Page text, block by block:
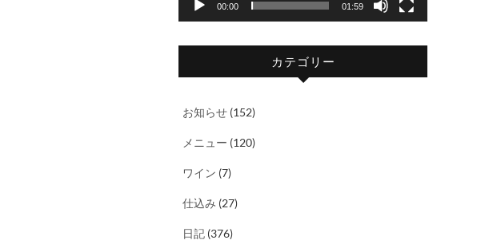
00:00 01:59
カテゴリー
お知らせ (152)
メニュー (120)
ワイン (7)
仕込み (27)
日記 (376)